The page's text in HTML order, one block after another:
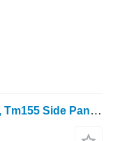
New Holland Tm120, Tm130, Tm140, Tm155 Side Panel Lhs 82023040, 82023043 apdare paredzēts riteņtraktora